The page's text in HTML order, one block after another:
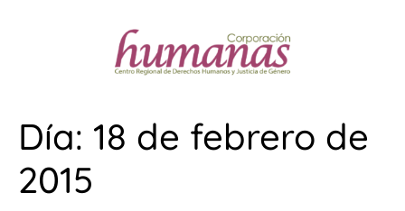
Día: 18 de febrero de
2015